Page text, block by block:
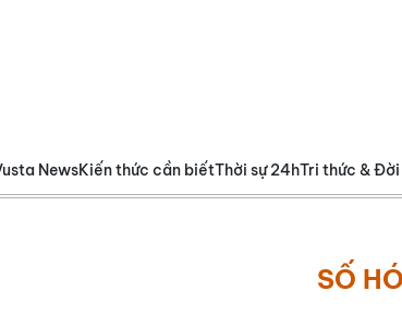
NewsKiến thức cần biếtThời sự 24hTri thức & Đời
SỐ